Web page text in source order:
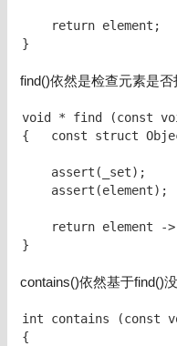
return element;
}
find()依然是检查元素是
void * find (const
{   const struct
assert(_set);
assert(element);
return element ->
}
contains()依然基于find()
int contains (const
{